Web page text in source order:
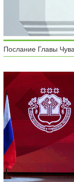
Послание Главы